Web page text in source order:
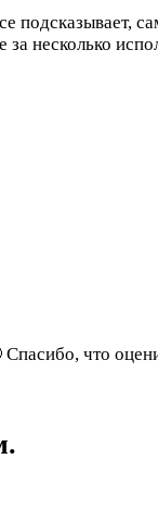
подсказывает,
несколько
что